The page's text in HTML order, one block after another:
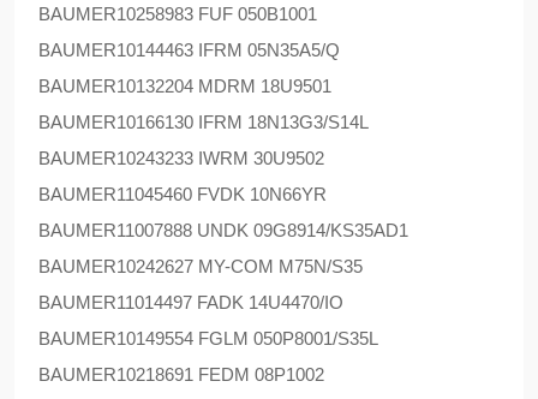
BAUMER10258983 FUF 050B1001
BAUMER10144463 IFRM 05N35A5/Q
BAUMER10132204 MDRM 18U9501
BAUMER10166130 IFRM 18N13G3/S14L
BAUMER10243233 IWRM 30U9502
BAUMER11045460 FVDK 10N66YR
BAUMER11007888 UNDK 09G8914/KS35AD1
BAUMER10242627 MY-COM M75N/S35
BAUMER11014497 FADK 14U4470/IO
BAUMER10149554 FGLM 050P8001/S35L
BAUMER10218691 FEDM 08P1002